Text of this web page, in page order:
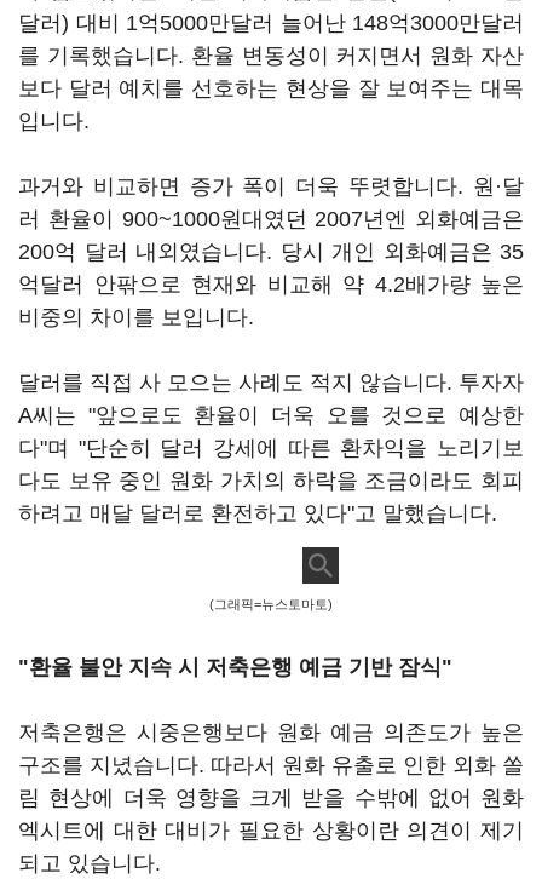
달러) 대비 1억5000만달러 늘어난 148억3000만달러
를 기록했습니다. 환율 변동성이 커지면서 원화 자산
보다 달러 예치를 선호하는 현상을 잘 보여주는 대목
입니다.
과거와 비교하면 증가 폭이 더욱 뚜렷합니다. 원·달
러 환율이 900~1000원대였던 2007년엔 외화예금은
200억 달러 내외였습니다. 당시 개인 외화예금은 35
억달러 안팎으로 현재와 비교해 약 4.2배가량 높은
비중의 차이를 보입니다.
달러를 직접 사 모으는 사례도 적지 않습니다. 투자자
A씨는 "앞으로도 환율이 더욱 오를 것으로 예상한
다"며 "단순히 달러 강세에 따른 환차익을 노리기보
다도 보유 중인 원화 가치의 하락을 조금이라도 회피
하려고 매달 달러로 환전하고 있다"고 말했습니다.
(그래픽=뉴스토마토)
"환율 불안 지속 시 저축은행 예금 기반 잠식"
저축은행은 시중은행보다 원화 예금 의존도가 높은
구조를 지녔습니다. 따라서 원화 유출로 인한 외화 쏠
림 현상에 더욱 영향을 크게 받을 수밖에 없어 원화
엑시트에 대한 대비가 필요한 상황이란 의견이 제기
되고 있습니다.